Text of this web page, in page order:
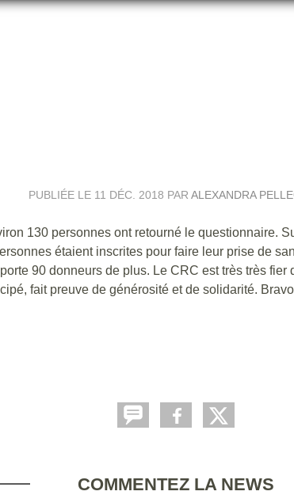
PUBLIÉE LE 11 DÉC. 2018 PAR ALEXANDRA
130 personnes ont retourné le questionnaire.
étaient inscrites pour faire leur prise de
90 donneurs de plus. Le CRC est très très fier
fait preuve de générosité et de solidarité.
COMMENTEZ LA NEWS